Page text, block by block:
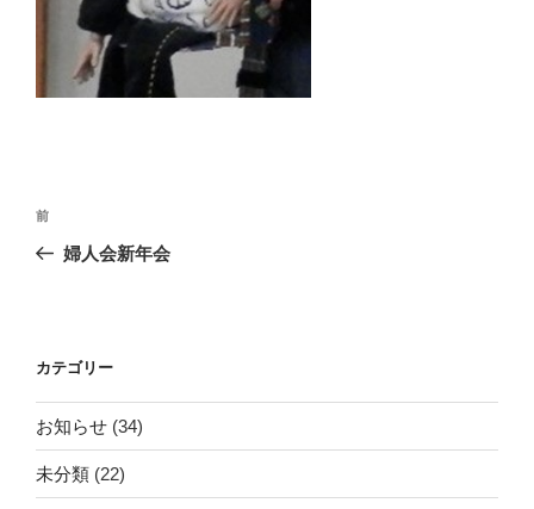
投
ナ
ー
シ
ョ
ン
前
の
前
婦人会新年会
カテゴリー
お知らせ (34)
未分類 (22)